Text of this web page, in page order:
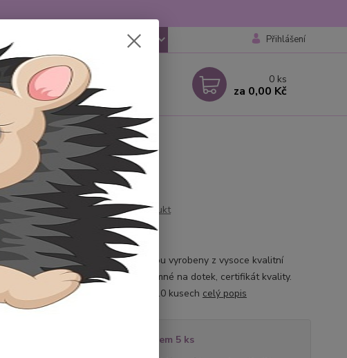
CZK Přihlášení
Nevíte si rady? Zavolejte.
+420 777259248
po-pá 6-18 hod
0 ks
za 0,00 Kč
10x bílé
Ohodnotit produkt
Bílé tetra pleny - 10ks
Bílé de Luxe tetra pleny. plenky jsou vyrobeny z vysoce kvalitní
bavlny 140g/m2 .Měkké velmi příjemné na dotek, certifikát kvality.
rozměr pleny: 70x80cm Balení po 10 kusech celý popis
Skladem 5 ks